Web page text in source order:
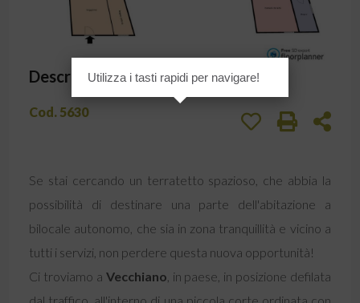
Descrizione
Cod. 5630
Se stai cercando un terratetto spazioso, che abbia la
possibilità di destinare una parte dell'abitazione a
bilocale autonomo, che sia in zona tranquillità e vicino a
tutti i servizi, non perdere questa nuova opportunità!
Ci troviamo a Vecchiano , in paese, in posizione defilata
Utilizza i tasti rapidi per navigare!